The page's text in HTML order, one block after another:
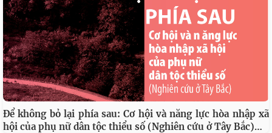
Để không bỏ lại phía sau: Cơ hội và năng lực hòa nhập xã
hội của phụ nữ dân tộc thiểu số (Nghiên cứu ở Tây Bắc)…